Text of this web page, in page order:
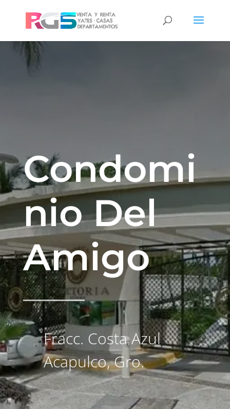
Condomi
nio Del
Amigo
Fracc. Costa Azul
Acapulco, Gro.